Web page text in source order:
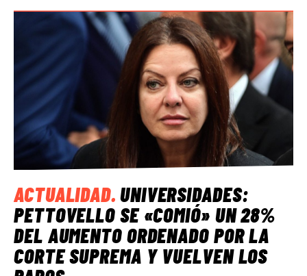
ACTUALIDAD.UNIVERSIDADES:
PETTOVELLO SE «COMIÓ» UN 28%
DEL AUMENTO ORDENADO POR LA
CORTE SUPREMA Y VUELVEN LOS